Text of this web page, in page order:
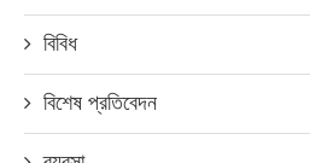
বিবিধ
বিশেষ প্রতিবেদন